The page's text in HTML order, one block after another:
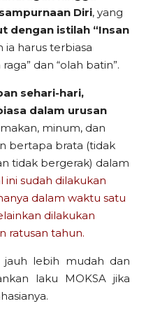
Diri, yang
dengan istilah “Insan
ia harus terbiasa
dan “olah batin”.
sehari-hari,
dalam urusan
minum, dan
bertapa brata (tidak
tidak bergerak) dalam
ini sudah dilakukan
dalam waktu satu
dilakukan
ratusan tahun.
jauh lebih mudah dan
laku MOKSA jika